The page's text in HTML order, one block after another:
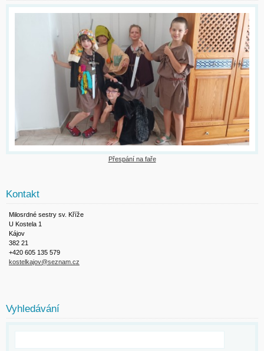
Přespání na faře
Kontakt
Milosrdné sestry sv. Kříže
U Kostela 1
Kájov
382 21
+420 605 135 579
kostelkajov@seznam.cz
Vyhledávání